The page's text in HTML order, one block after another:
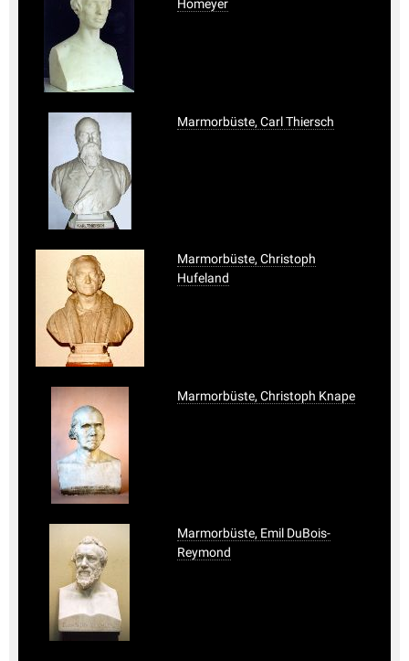
Homeyer
Marmorbüste, Carl Thiersch
Marmorbüste, Christoph
Hufeland
Marmorbüste, Christoph Knape
Marmorbüste, Emil DuBois-
Reymond